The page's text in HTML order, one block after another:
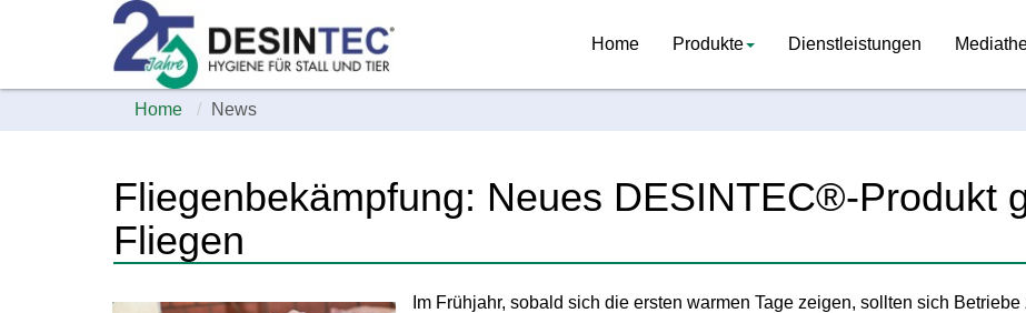
Home Produkte Dienstleistungen
Home News
Fliegenbekämpfung: Neues DESINTEC®-Produkt
Fliegen
Im Frühjahr, sobald sich die ersten warmen Tage zeigen, sollten sich